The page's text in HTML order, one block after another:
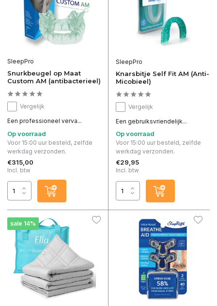
SleepPro
Snurkbeugel op Maat
Custom AM (antibacterieel)
Vergelijk
Een professioneel verva...
Op voorraad
Voor 15:00 uur besteld, zelfde
werkdag verzonden.
€315,00
Incl. btw
SleepPro
Knarsbitje Self Fit AM (Anti-
Micobieel)
Vergelijk
Een gebruiksvriendelijk...
Op voorraad
Voor 15:00 uur besteld, zelfde
werkdag verzonden.
€29,95
Incl. btw
sale 14%